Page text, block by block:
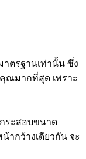
ตรฐานเท่านั้น ซึ่ง
ณมากที่สุด เพราะ
ระสอบขนาด
ากว้างเดียวกัน จะ